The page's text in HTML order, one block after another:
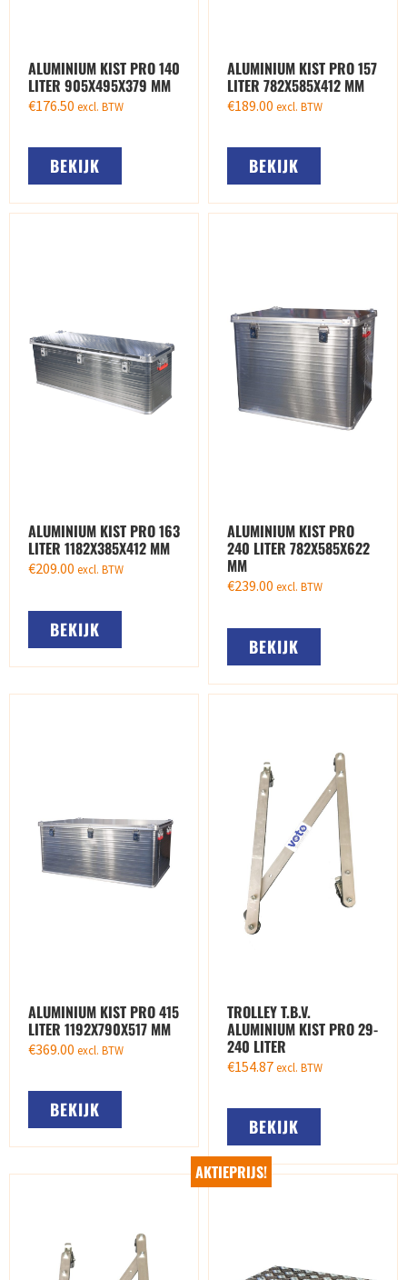
ALUMINIUM KIST PRO 140
LITER 905X495X379 MM
€176.50 excl. BTW
BEKIJK
ALUMINIUM KIST PRO 157
LITER 782X585X412 MM
€189.00 excl. BTW
BEKIJK
ALUMINIUM KIST PRO 163
LITER 1182X385X412 MM
€209.00 excl. BTW
BEKIJK
ALUMINIUM KIST PRO
240 LITER 782X585X622
MM
€239.00 excl. BTW
BEKIJK
ALUMINIUM KIST PRO 415
LITER 1192X790X517 MM
€369.00 excl. BTW
BEKIJK
TROLLEY T.B.V.
ALUMINIUM KIST PRO 29-
240 LITER
€154.87excl. BTW
BEKIJK
AKTIEPRIJS!